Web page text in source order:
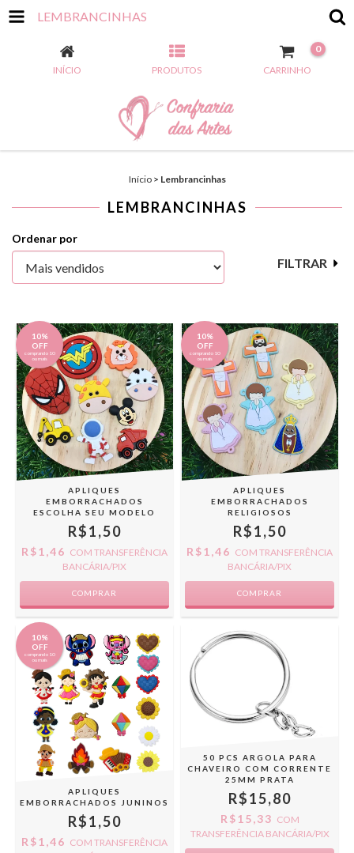
LEMBRANCINHAS
INÍCIO PRODUTOS CARRINHO
0
Início > Lembrancinhas
LEMBRANCINHAS
Ordenar por
FILTRAR
10%
OFF
comprando 10
ou mais
APLIQUES
EMBORRACHADOS
ESCOLHA SEU MODELO
R$1,50
R$1,46 COM TRANSFERÊNCIA
BANCÁRIA/PIX
COMPRAR
10%
OFF
comprando 10
ou mais
APLIQUES
EMBORRACHADOS
RELIGIOSOS
R$1,50
R$1,46 COM TRANSFERÊNCIA
BANCÁRIA/PIX
COMPRAR
10%
OFF
comprando 10
ou mais
APLIQUES
EMBORRACHADOS JUNINOS
R$1,50
R$1,46 COM TRANSFERÊNCIA
50 PCS ARGOLA PARA
CHAVEIRO COM CORRENTE
25MM PRATA
R$15,80
R$15,33 COM
TRANSFERÊNCIA BANCÁRIA/PIX